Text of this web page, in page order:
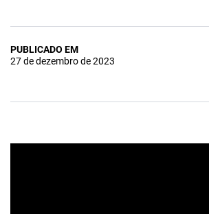
PUBLICADO EM
27 de dezembro de 2023